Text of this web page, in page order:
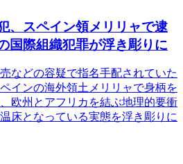
、スペイン領メリリャで逮
国際組織犯罪が浮き彫りに
などの容疑で指名手配されていた
インの海外領土メリリャで身柄を
欧州とアフリカを結ぶ地理的要衝
床となっている実態を浮き彫りに